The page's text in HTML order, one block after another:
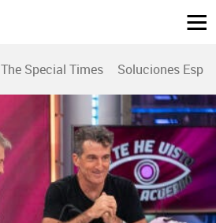
The Special Times Soluciones